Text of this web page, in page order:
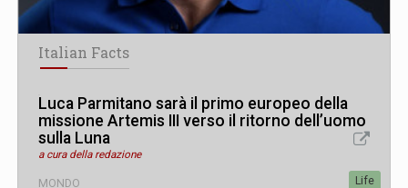
Italian Facts
Luca Parmitano sarà il primo europeo della
missione Artemis III verso il ritorno dell’uomo
sulla Luna
a cura della redazione
MONDO Life